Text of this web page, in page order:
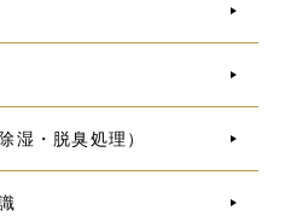
湿・脱臭処理）